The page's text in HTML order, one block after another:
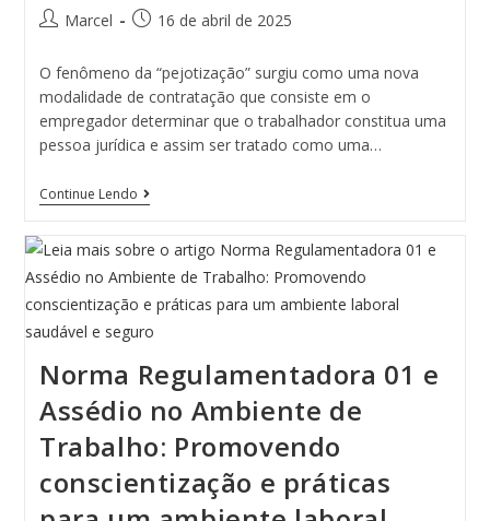
Marcel 16 de abril de 2025
O fenômeno da “pejotização” surgiu como uma nova
modalidade de contratação que consiste em o
empregador determinar que o trabalhador constitua uma
pessoa jurídica e assim ser tratado como uma…
Continue Lendo
Norma Regulamentadora 01 e
Assédio no Ambiente de
Trabalho: Promovendo
conscientização e práticas